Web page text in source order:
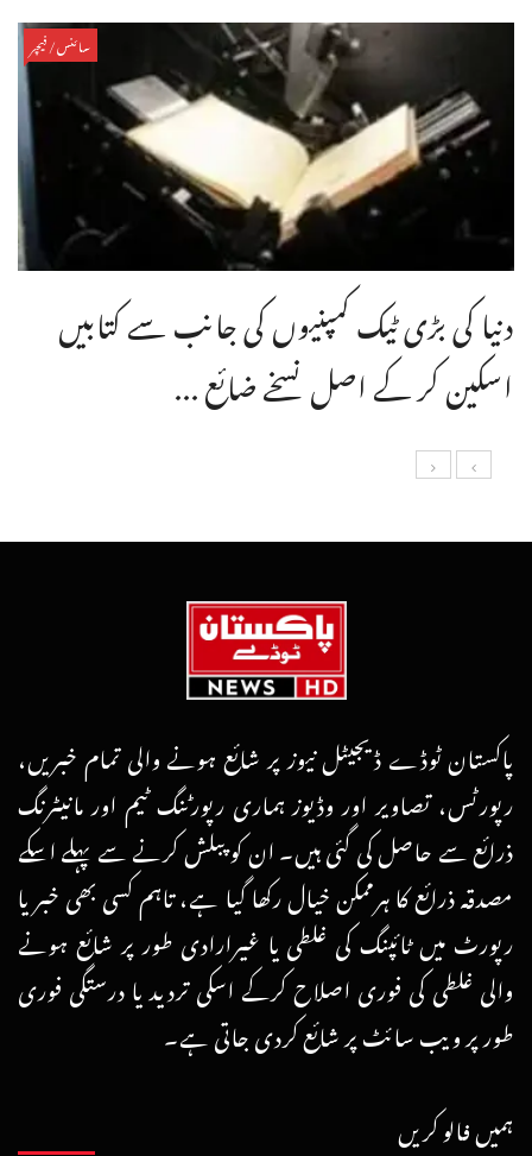
سائنس/فیچر
دنیا کی بڑی ٹیک کمپنیوں کی جانب سے کتابیں
اسکین کر کے اصل نسخے ضائع ...
پاکستان ٹوڈے ڈیجیٹل نیوز پر شائع ہونے والی تمام خبریں،
رپورٹس، تصاویر اور وڈیوز ہماری رپورٹنگ ٹیم اور مانیٹرنگ
ذرائع سے حاصل کی گئی ہیں۔ ان کو پبلش کرنے سے پہلے اسکے
مصدقہ ذرائع کا ہرممکن خیال رکھا گیا ہے، تاہم کسی بھی خبر یا
رپورٹ میں ٹائپنگ کی غلطی یا غیرارادی طور پر شائع ہونے
والی غلطی کی فوری اصلاح کرکے اسکی تردید یا درستگی فوری
طور پر ویب سائٹ پر شائع کردی جاتی ہے۔
ہمیں فالو کریں